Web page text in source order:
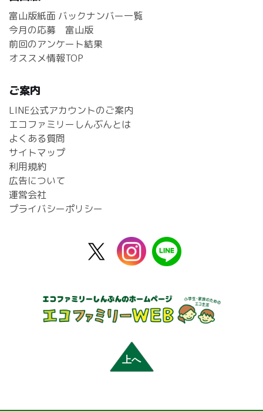
富山版紙面 バックナンバー一覧
今月の応募 富山版
前回のアンケート結果
オススメ情報TOP
ご案内
LINE公式アカウントのご案内
エコファミリーしんぶんとは
よくある質問
サイトマップ
利用規約
広告について
運営会社
プライバシーポリシー
instagram
上へ